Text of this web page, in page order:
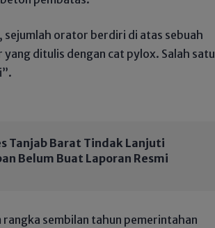
sejumlah orator berdiri di atas sebuah
ditulis dengan cat pylox. Salah satu
Tanjab Barat Tindak Lanjuti
Belum Buat Laporan Resmi
sembilan tahun pemerintahan